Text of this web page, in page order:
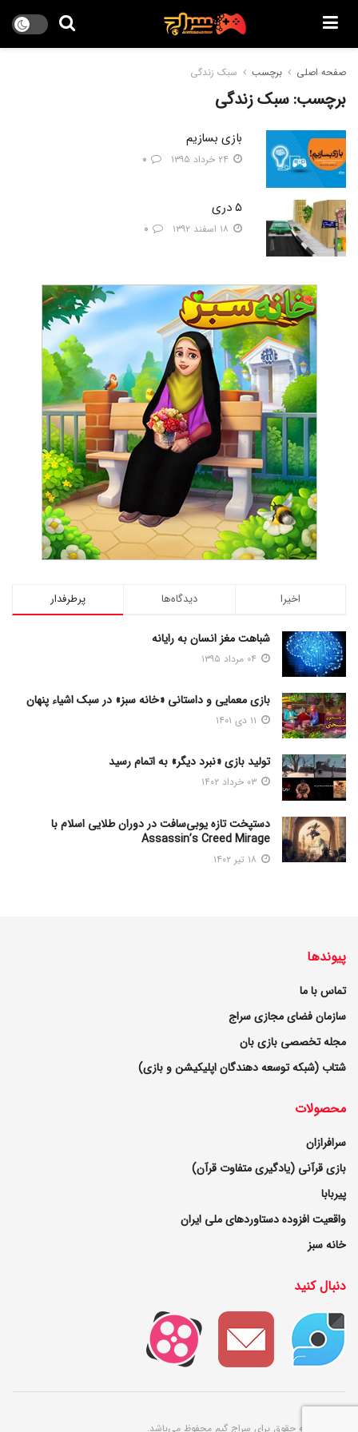
صفحه اصلی برچسب سبک زندگی
برچسب:سبک زندگی
بازی بسازیم
۵ دری
پرطرفدار دیدگاه‌ها اخیرا
شباهت مغز انسان به رایانه
بازی معمایی و داستانی «خانه سبز» در سبک اشیاء پنهان
تولید بازی «نبرد دیگر» به اتمام رسید
دستپخت تازه یوبی‌سافت در دوران طلایی اسلام با
Assassin’s Creed Mirage
پیوندها
تماس با ما
سازمان فضای مجازی سراج
مجله تخصصی بازی بان
شتاب (شبکه توسعه دهندگان اپلیکیشن و بازی)
محصولات
سرافرازان
بازی قرآنی (یادگیری متفاوت قرآن)
پیربابا
واقعیت افزوده دستاوردهای ملی ایران
خانه سبز
دنبال کنید